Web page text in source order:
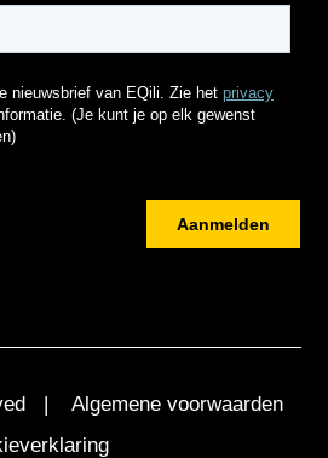
|
Algemene voorwaarden